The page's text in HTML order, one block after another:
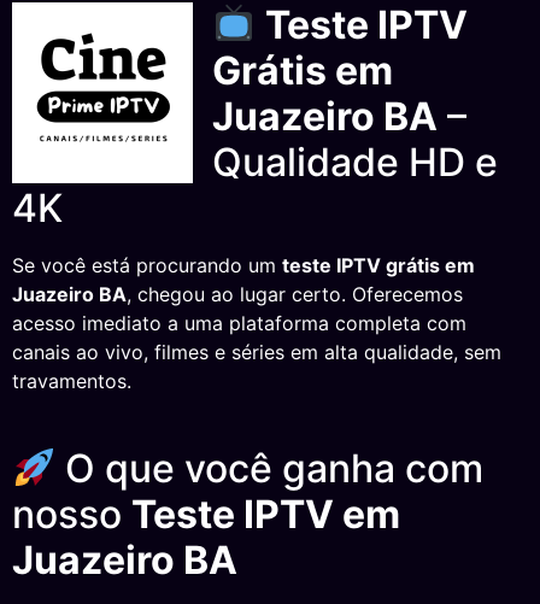
Teste IPTV
Grátis em
Juazeiro BA –
Qualidade HD e
4K
Se você está procurando um teste IPTV grátis em
Juazeiro BA, chegou ao lugar certo. Oferecemos
acesso imediato a uma plataforma completa com
canais ao vivo, filmes e séries em alta qualidade, sem
travamentos.
O que você ganha com
nosso Teste IPTV em
Juazeiro BA